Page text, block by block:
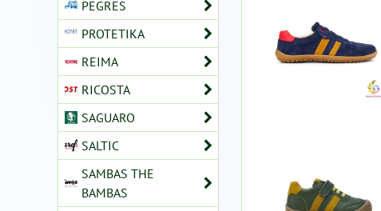
PEGRES
PROTETIKA
REIMA
RICOSTA
SAGUARO
SALTIC
SAMBAS THE
BAMBAS